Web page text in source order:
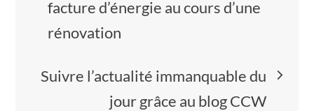
de
l’article
facture d’énergie au cours d’une
rénovation
Suivre l’actualité immanquable du
jour grâce au blog CCW